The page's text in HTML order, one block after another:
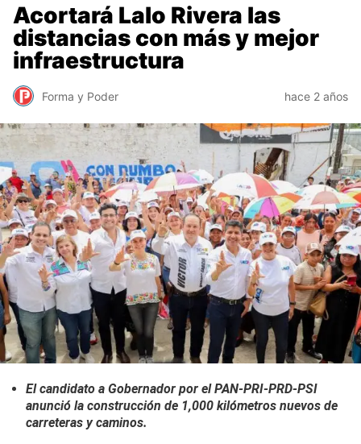
Acortará Lalo Rivera las
distancias con más y mejor
infraestructura
Forma y Poder hace 2 años
El candidato a Gobernador por el PAN-PRI-PRD-PSI
anunció la construcción de 1,000 kilómetros nuevos de
carreteras y caminos.